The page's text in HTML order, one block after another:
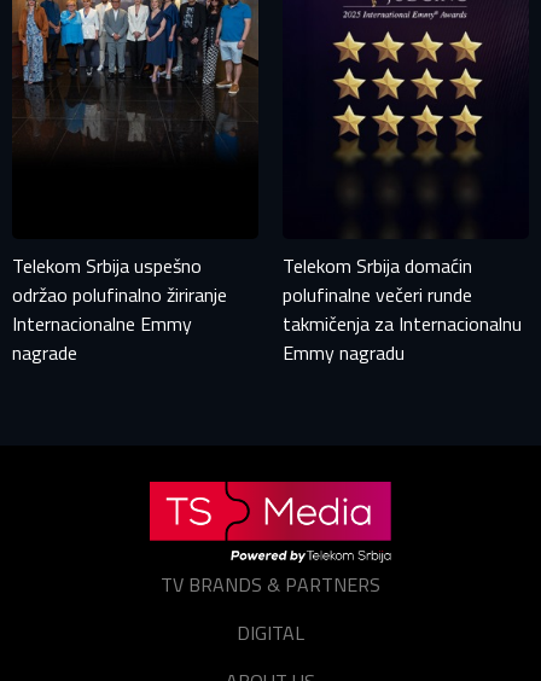
Telekom Srbija uspešno
održao polufinalno žiriranje
Internacionalne Emmy
nagrade
Telekom Srbija domaćin
polufinalne večeri runde
takmičenja za Internacionalnu
Emmy nagradu
TV BRANDS & PARTNERS
DIGITAL